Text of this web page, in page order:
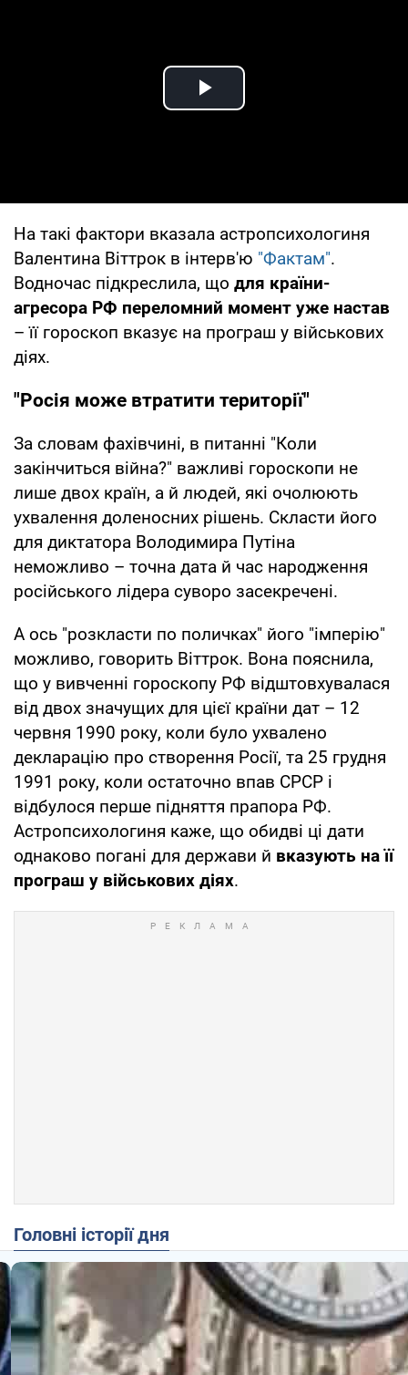
Play Video
На такі фактори вказала астропсихологиня
Валентина Віттрок в інтерв'ю "Фактам".
Водночас підкреслила, що для країни-
агресора РФ переломний момент уже настав
– її гороскоп вказує на програш у військових
діях.
"Росія може втратити території"
За словам фахівчині, в питанні "Коли
закінчиться війна?" важливі гороскопи не
лише двох країн, а й людей, які очолюють
ухвалення доленосних рішень. Скласти його
для диктатора Володимира Путіна
неможливо – точна дата й час народження
російського лідера суворо засекречені.
А ось "розкласти по поличках" його "імперію"
можливо, говорить Віттрок. Вона пояснила,
що у вивченні гороскопу РФ відштовхувалася
від двох значущих для цієї країни дат – 12
червня 1990 року, коли було ухвалено
декларацію про створення Росії, та 25 грудня
1991 року, коли остаточно впав СРСР і
відбулося перше підняття прапора РФ.
Астропсихологиня каже, що обидві ці дати
однаково погані для держави й вказують на її
програш у військових діях.
Головні історії дня